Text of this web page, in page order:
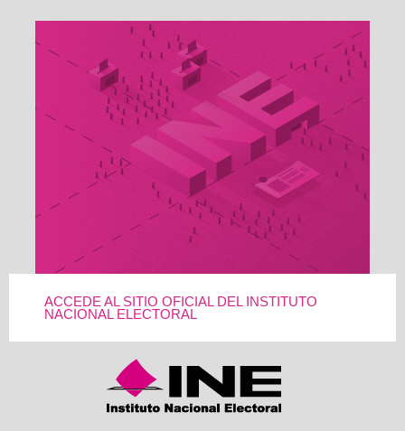
ACCEDE AL SITIO OFICIAL DEL INSTITUTO
NACIONAL ELECTORAL